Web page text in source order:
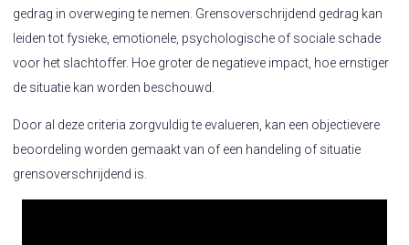
gedrag in overweging te nemen. Grensoverschrijdend gedrag kan
leiden tot fysieke, emotionele, psychologische of sociale schade
voor het slachtoffer. Hoe groter de negatieve impact, hoe ernstiger
de situatie kan worden beschouwd.
Door al deze criteria zorgvuldig te evalueren, kan een objectievere
beoordeling worden gemaakt van of een handeling of situatie
grensoverschrijdend is.